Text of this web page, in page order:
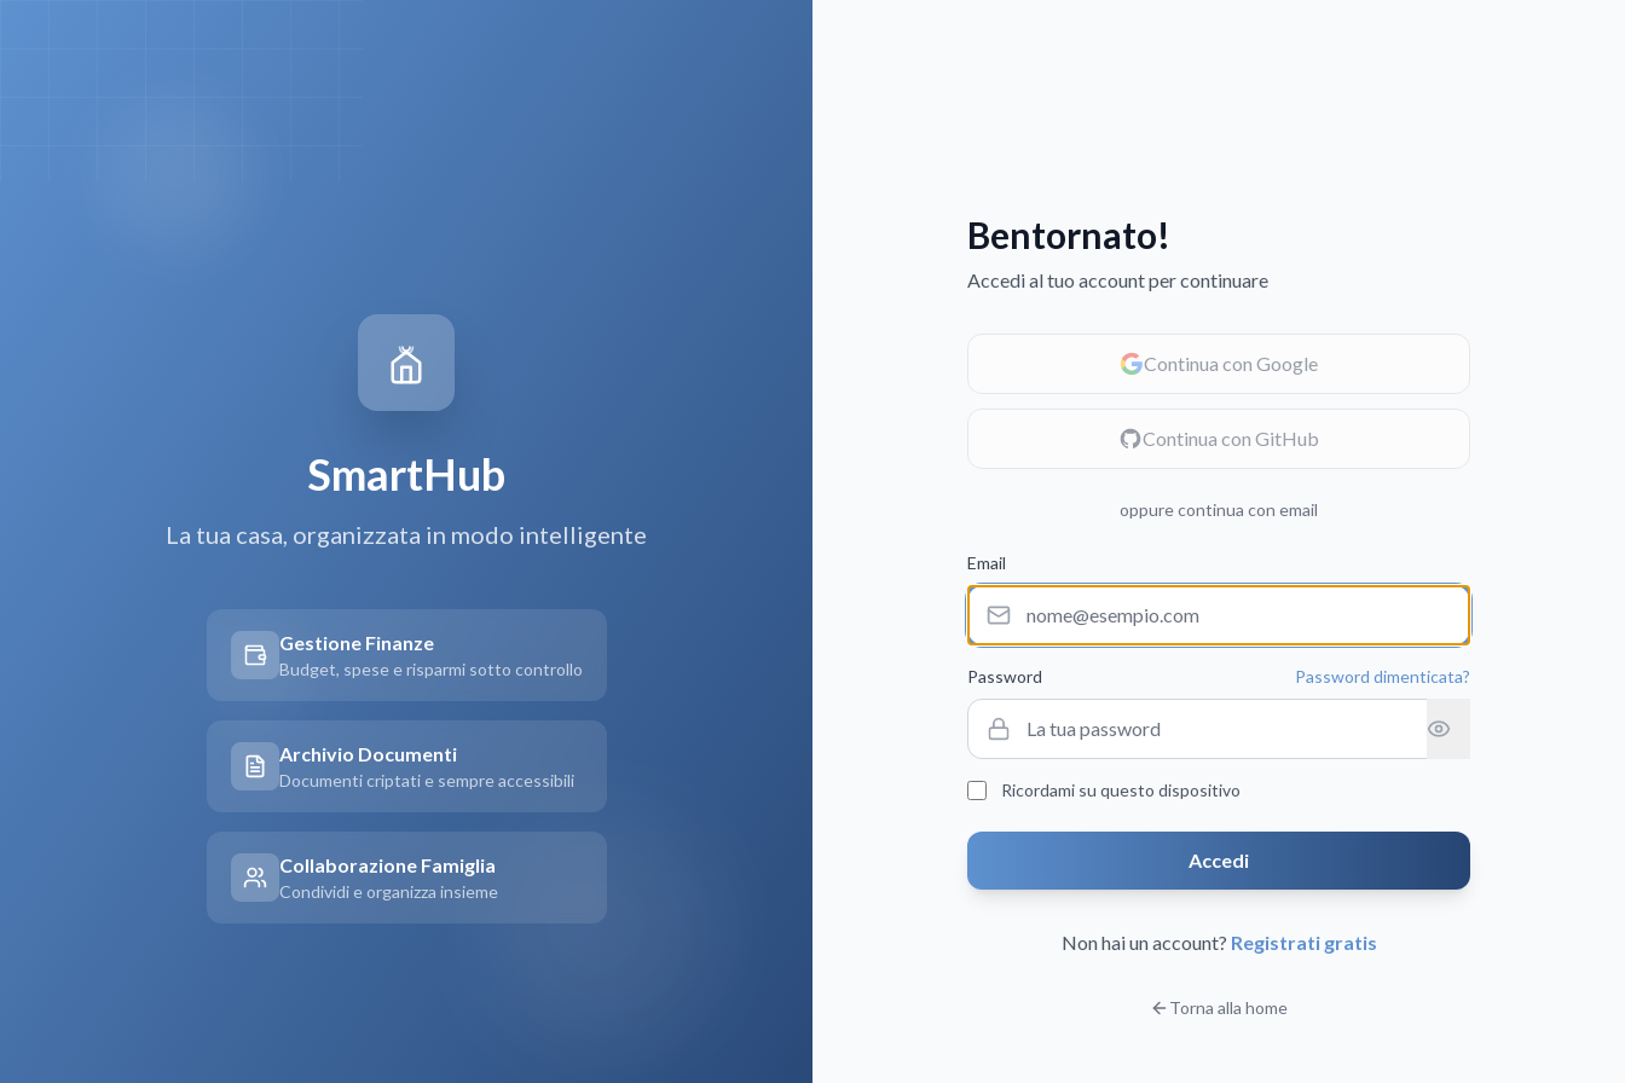
SmartHub
La tua casa, organizzata in modo intelligente
Gestione Finanze
Budget, spese e risparmi sotto controllo
Archivio Documenti
Documenti criptati e sempre accessibili
Collaborazione Famiglia
Condividi e organizza insieme
Bentornato!
Accedi al tuo account per continuare
Continua con Google
Continua con GitHub
oppure continua con email
Email
Password Password dimenticata?
Ricordami su questo dispositivo
Accedi
Non hai un account? Registrati gratis
Torna alla home